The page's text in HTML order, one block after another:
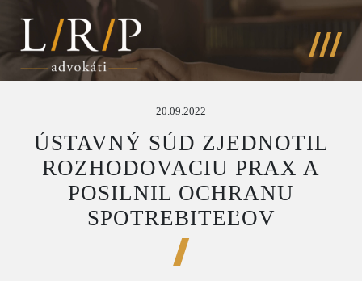
20.09.2022
ÚSTAVNÝ SÚD ZJEDNOTIL
ROZHODOVACIU PRAX A
POSILNIL OCHRANU
SPOTREBITEĽOV